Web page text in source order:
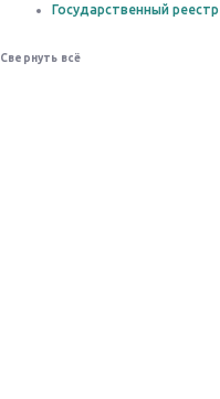
Государственный
Свернуть всё